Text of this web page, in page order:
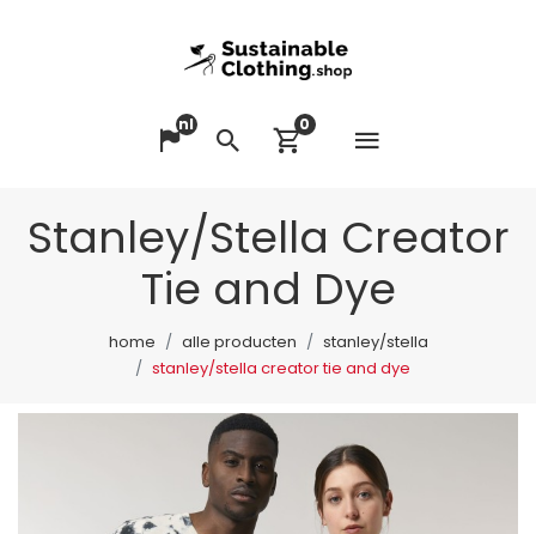
Taal veranderen
nl
ZoekenWinkelwagen
0
Stanley/Stella Creator
Tie and Dye
home alle producten
stanley/stella
stanley/stella creator tie and dye